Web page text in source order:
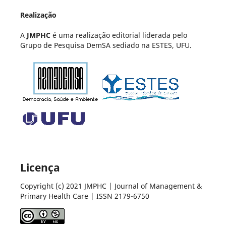
Realização
A JMPHCé uma realização editorial liderada pelo
Grupo de Pesquisa DemSA sediado na ESTES, UFU.
Licença
Copyright (c) 2021 JMPHC | Journal of Management &
Primary Health Care | ISSN 2179-6750